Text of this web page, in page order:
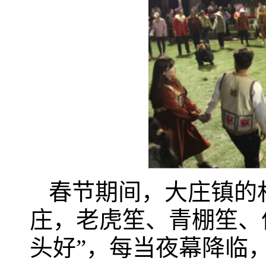
春节期间，大庄镇的
庄，老虎笙、青棚笙
头好”，每当夜幕降临